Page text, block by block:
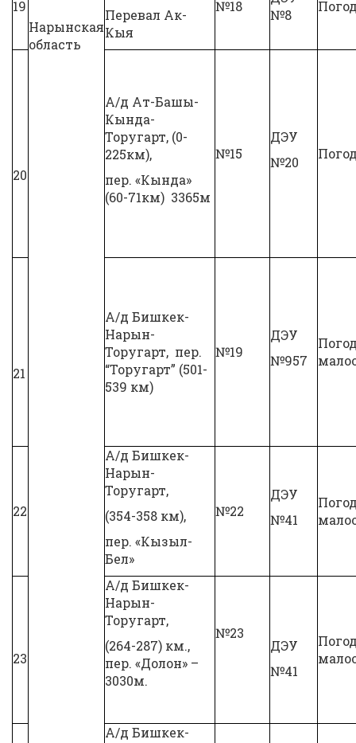
Нарынская
область
19
Перевал Ак-
Кыя
№18
№8
20
А/д Ат-Башы-
Кында-
Торугарт, (0-
225км),
пер. «Кында»
(60-71км) 3365м
№15
ДЭУ
№20
21
А/д Бишкек-
Нарын-
Торугарт, пер.
“Торугарт” (501-
539 км)
№19
ДЭУ
№957
22
А/д Бишкек-
Нарын-
Торугарт,
(354-358 км),
пер. «Кызыл-
Бел»
№22
ДЭУ
№41
23
А/д Бишкек-
Нарын-
Торугарт,
(264-287) км.,
пер. «Долон» –
3030м.
№23
ДЭУ
№41
А/д Бишкек-